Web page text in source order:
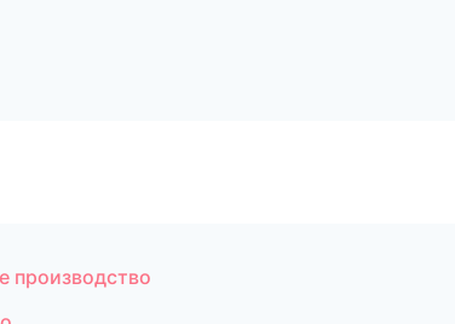
производство